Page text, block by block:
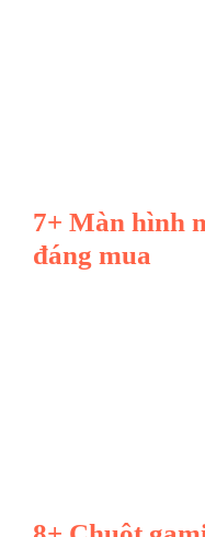
7+ Màn hình
đáng mua